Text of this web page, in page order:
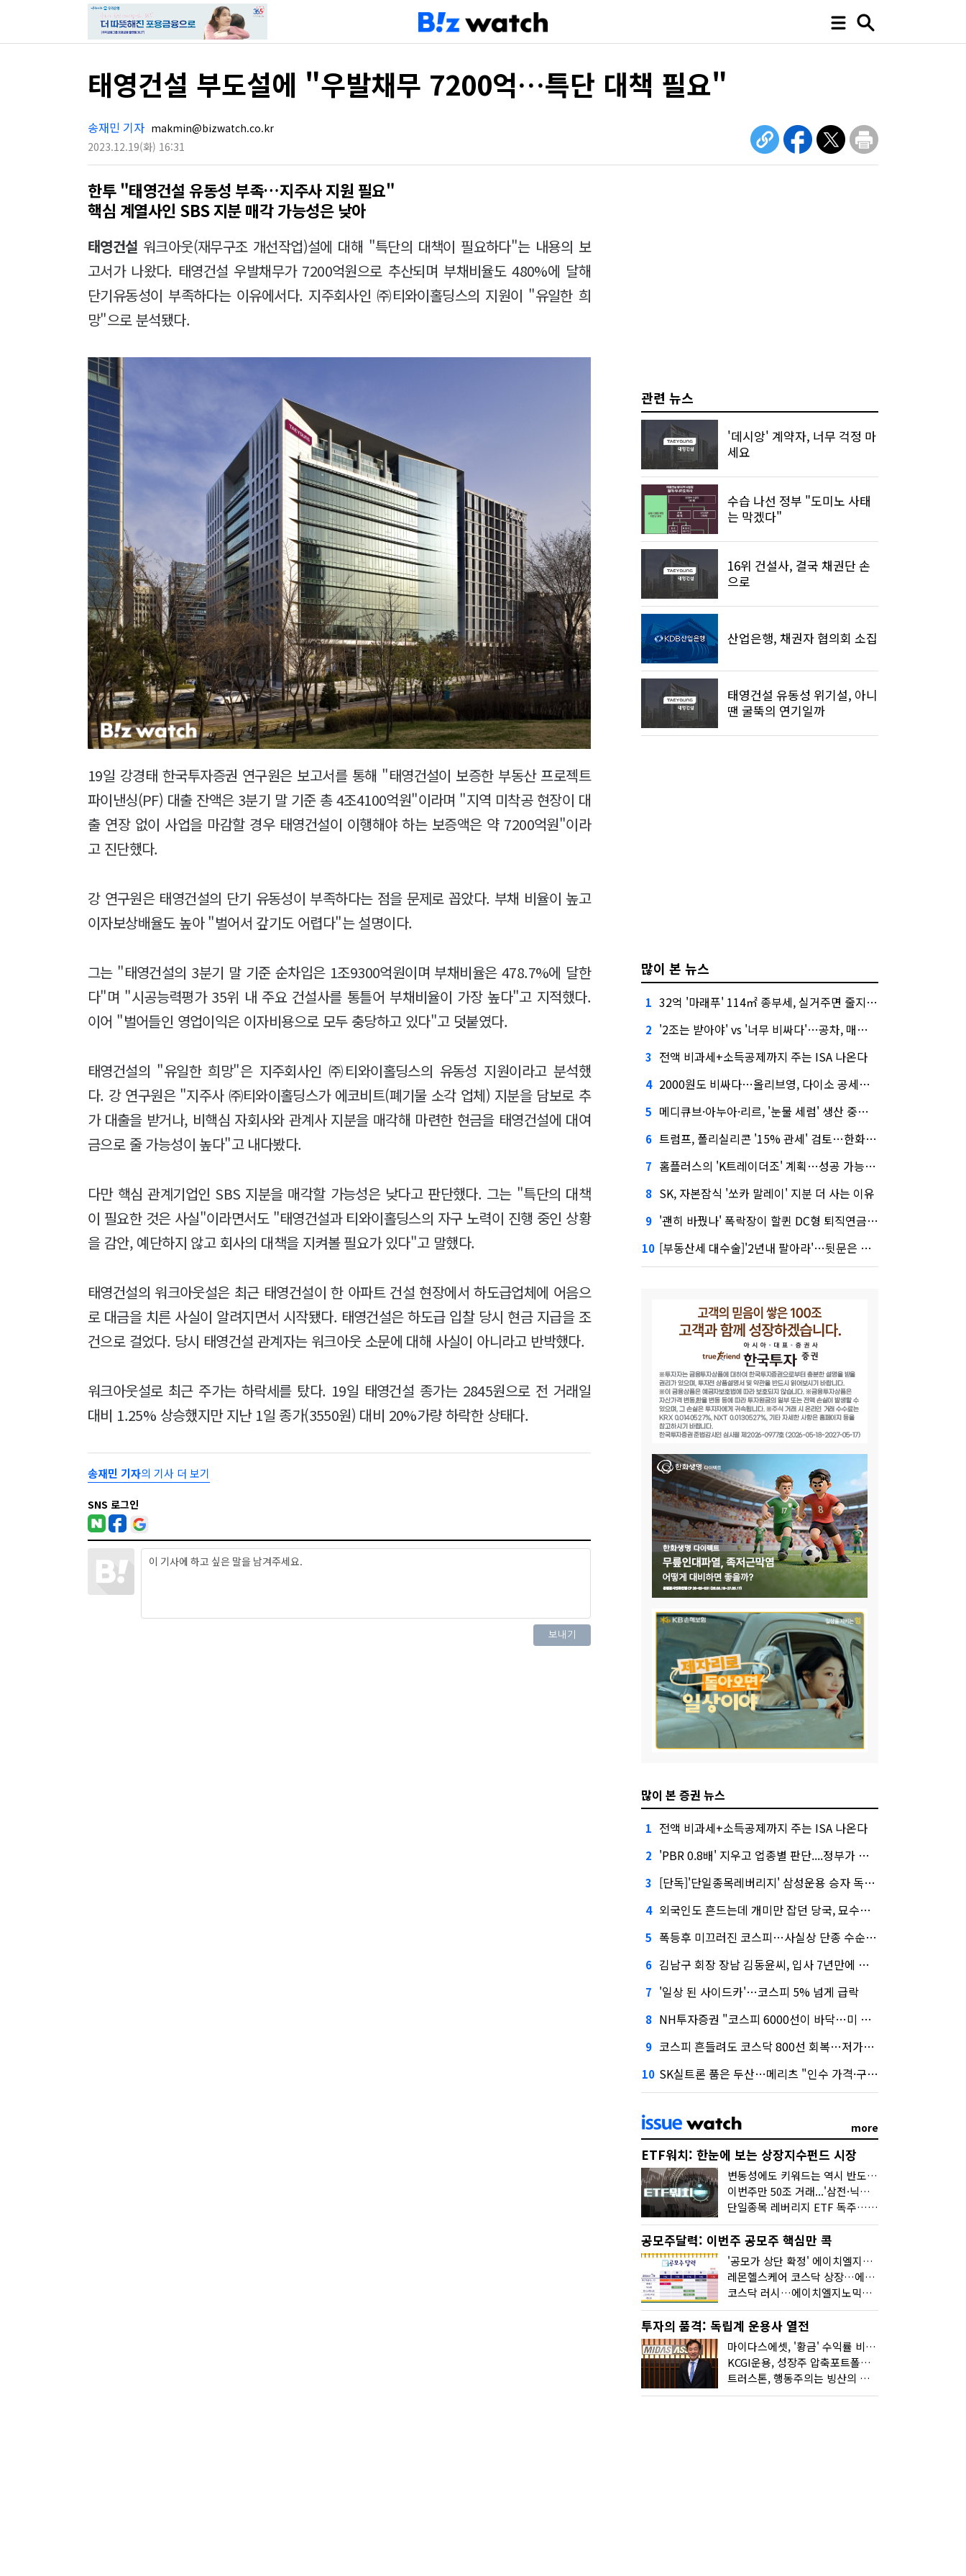
태영건설 부도설에 "우발채무 7200억…특단 대책 필요"
송재민 기자 makmin@bizwatch.co.kr
2023.12.19(화) 16:31
한투 "태영건설 유동성 부족…지주사 지원 필요"
핵심 계열사인 SBS 지분 매각 가능성은 낮아
태영건설 워크아웃(재무구조 개선작업)설에 대해 "특단의 대책이 필요하다"는 내용의 보
고서가 나왔다. 태영건설 우발채무가 7200억원으로 추산되며 부채비율도 480%에 달해
단기유동성이 부족하다는 이유에서다. 지주회사인 ㈜티와이홀딩스의 지원이 "유일한 희
망"으로 분석됐다.
19일 강경태 한국투자증권 연구원은 보고서를 통해 "태영건설이 보증한 부동산 프로젝트
파이낸싱(PF) 대출 잔액은 3분기 말 기준 총 4조4100억원"이라며 "지역 미착공 현장이 대
출 연장 없이 사업을 마감할 경우 태영건설이 이행해야 하는 보증액은 약 7200억원"이라
고 진단했다.
강 연구원은 태영건설의 단기 유동성이 부족하다는 점을 문제로 꼽았다. 부채 비율이 높고
이자보상배율도 높아 "벌어서 갚기도 어렵다"는 설명이다.
그는 "태영건설의 3분기 말 기준 순차입은 1조9300억원이며 부채비율은 478.7%에 달한
다"며 "시공능력평가 35위 내 주요 건설사를 통틀어 부채비율이 가장 높다"고 지적했다.
이어 "벌어들인 영업이익은 이자비용으로 모두 충당하고 있다"고 덧붙였다.
태영건설의 "유일한 희망"은 지주회사인 ㈜티와이홀딩스의 유동성 지원이라고 분석했
다. 강 연구원은 "지주사 ㈜티와이홀딩스가 에코비트(폐기물 소각 업체) 지분을 담보로 추
가 대출을 받거나, 비핵심 자회사와 관계사 지분을 매각해 마련한 현금을 태영건설에 대여
금으로 줄 가능성이 높다"고 내다봤다.
다만 핵심 관계기업인 SBS 지분을 매각할 가능성은 낮다고 판단했다. 그는 "특단의 대책
이 필요한 것은 사실"이라면서도 "태영건설과 티와이홀딩스의 자구 노력이 진행 중인 상황
을 감안, 예단하지 않고 회사의 대책을 지켜볼 필요가 있다"고 말했다.
태영건설의 워크아웃설은 최근 태영건설이 한 아파트 건설 현장에서 하도급업체에 어음으
로 대금을 치른 사실이 알려지면서 시작됐다. 태영건설은 하도급 입찰 당시 현금 지급을 조
건으로 걸었다. 당시 태영건설 관계자는 워크아웃 소문에 대해 사실이 아니라고 반박했다.
워크아웃설로 최근 주가는 하락세를 탔다. 19일 태영건설 종가는 2845원으로 전 거래일
대비 1.25% 상승했지만 지난 1일 종가(3550원) 대비 20%가량 하락한 상태다.
송재민 기자의 기사 더 보기
SNS 로그인
관련 뉴스
'데시앙' 계약자, 너무 걱정 마
세요
수습 나선 정부 "도미노 사태
는 막겠다"
16위 건설사, 결국 채권단 손
으로
산업은행, 채권자 협의회 소집
태영건설 유동성 위기설, 아니
땐 굴뚝의 연기일까
많이 본 뉴스
1 32억 '마래푸' 114㎡ 종부세, 실거주면 줄지만 안 살면 2.5배
2 '2조는 받아야' vs '너무 비싸다'…공차, 매각 성공할까
3 전액 비과세+소득공제까지 주는 ISA 나온다
4 2000원도 비싸다…올리브영, 다이소 공세에 '가성비'로 맞불
5 메디큐브·아누아·리르, '눈물 세럼' 생산 중단한다
6 트럼프, 폴리실리콘 '15% 관세' 검토…한화큐셀·OCI 영향은?
7 홈플러스의 'K트레이더조' 계획…성공 가능성은 '글쎄'
8 SK, 자본잠식 '쏘카 말레이' 지분 더 사는 이유
9 '괜히 바꿨나' 폭락장이 할퀸 DC형 퇴직연금…전문가 조언은
10 [부동산세 대수술]'2년내 팔아라'…뒷문은 열었다
많이 본 증권 뉴스
1 전액 비과세+소득공제까지 주는 ISA 나온다
2 'PBR 0.8배' 지우고 업종별 판단....정부가 제시한 '주가 누르기' 방지법
3 [단독]'단일종목레버리지' 삼성운용 승자 독식...운용수익 미래에셋의 6배
4 외국인도 흔드는데 개미만 잡던 당국, 묘수는 과다호가부담금?
5 폭등후 미끄러진 코스피…사실상 단종 수순 밟는 '단종레'
6 김남구 회장 장남 김동윤씨, 입사 7년만에 한투증권 임원 승진
7 '일상 된 사이드카'…코스피 5% 넘게 급락
8 NH투자증권 "코스피 6000선이 바닥…미 금리 안정 후 추가 회복"
9 코스피 흔들려도 코스닥 800선 회복…저가매수세 유입
10 SK실트론 품은 두산…메리츠 "인수 가격·구조 모두 기대 이상"
more
ETF워치: 한눈에 보는 상장지수펀드 시장
변동성에도 키워드는 역시 반도체…신상품은 우주·방산
이번주만 50조 거래...'삼전·닉스 레버리지' 수익률은 -30%
단일종목 레버리지 ETF 독주…'증시 블랙홀'
공모주달력: 이번주 공모주 핵심만 콕
'공모가 상단 확정' 에이치엘지노믹스 청약
레몬헬스케어 코스닥 상장…에이치엘지노믹스 수요예측
코스닥 러시…에이치엘지노믹스 수요예측·레메디 청약
투자의 품격: 독립계 운용사 열전
마이다스에셋, '황금' 수익률 비결은 '꾸준함'
KCGI운용, 성장주 압축포트폴리오로 새 길을 그리다
트러스톤, 행동주의는 빙산의 일각...진정한 힘은 '주식형 강자'